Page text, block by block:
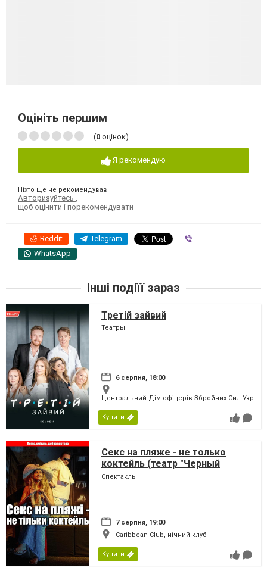
Оцініть першим
(0 оцінок)
Я рекомендую
Ніхто ще не рекомендував
Авторизуйтесь
щоб оцінити і порекомендувати
Reddit Telegram
WhatsApp
Інші подіїї зараз
Третій зайвий
Театры
6 серпня, 18:00
Центральний Дім офіцерів Збройних Сил
Купити
Секс на пляже - не только
коктейль (театр "Черный
Квадрат")
Спектакль
7 серпня, 19:00
Caribbean Club, нічний клуб
Купити